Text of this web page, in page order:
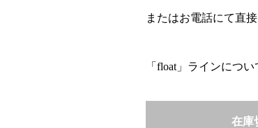
またはお電話にて直
「float」ラインについ
在庫